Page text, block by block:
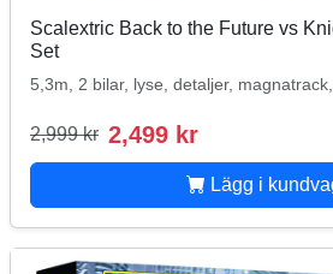
Scalextric Back to the Future vs
Set
5,3m, 2 bilar, lyse, detaljer,
2,999 kr 2,499 kr
Lägg i